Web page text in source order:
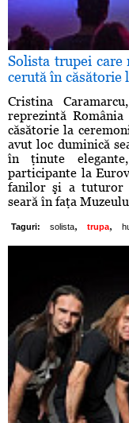
Solista trupei
cerută în căsătorie
Cristina
reprezintă
căsătorie la
avut loc duminică
în ţinute
participante la
fanilor şi a tuturor
seară în faţa
Taguri: solista, trupa,